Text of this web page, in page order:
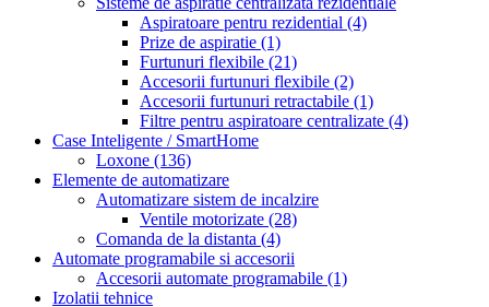
Aspiratoare pentru rezidential (4)
Prize de aspiratie (1)
Furtunuri flexibile (21)
Accesorii furtunuri flexibile (2)
Accesorii furtunuri retractabile (1)
Filtre pentru aspiratoare centralizate (4)
Case Inteligente / SmartHome
Loxone (136)
Elemente de automatizare
Automatizare sistem de incalzire
Ventile motorizate (28)
Comanda de la distanta (4)
Automate programabile si accesorii
Accesorii automate programabile (1)
Izolatii tehnice